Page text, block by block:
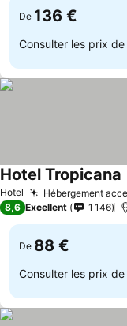
De 136 €
Consulter les prix de
Hotel Hébergement
Hotel Tropicana
8,6 Excellent 1 146
De 88 €
Consulter les prix de